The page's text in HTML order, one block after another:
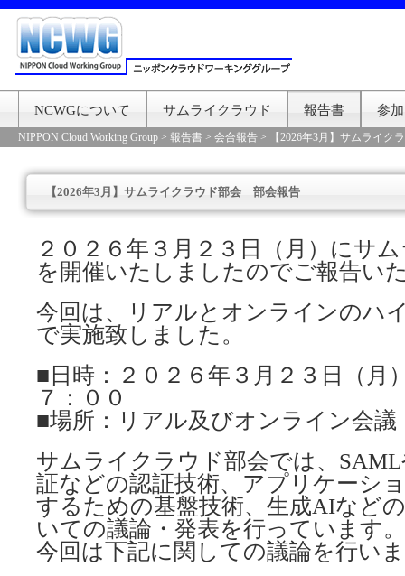
NCWGについて サムライクラウド 報告書 参
NIPPON Cloud Working Group > 報告書 > 会合報告 > 【2026年3月】サムライ
【2026年3月】サムライクラウド部会 部会報告
２０２６年３月２３日（月）にサ
を開催いたしましたのでご報告い
今回は、リアルとオンラインのハ
で実施致しました。
■日時：２０２６年３月２３日（月
７：００
■場所：リアル及びオンライン会議
サムライクラウド部会では、
証などの認証技術、アプリケーシ
するための基盤技術、生成AIなど
いての議論・発表を行っています。
今回は下記に関しての議論を行い